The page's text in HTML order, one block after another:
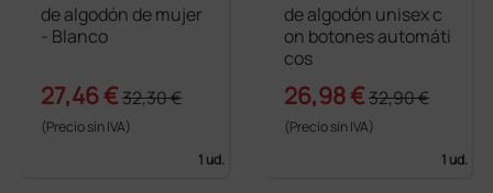
de algodón de mujer
- Blanco
27,46 €32,30 €
(Precio sin IVA)
1 ud.
de algodón unisex c
on botones automáti
cos
26,98 €32,90 €
(Precio sin IVA)
1 ud.